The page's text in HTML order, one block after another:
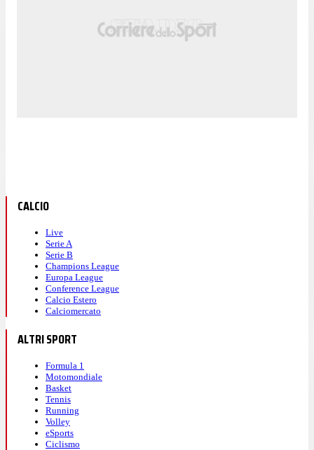
CALCIO
Live
Serie A
Serie B
Champions League
Europa League
Conference League
Calcio Estero
Calciomercato
ALTRI SPORT
Formula 1
Motomondiale
Basket
Tennis
Running
Volley
eSports
Ciclismo